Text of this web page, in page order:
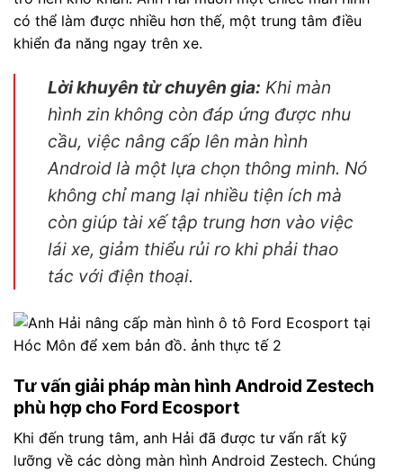
có thể làm được nhiều hơn thế, một trung tâm điều
khiển đa năng ngay trên xe.
Lời khuyên từ chuyên gia: Khi màn
hình zin không còn đáp ứng được nhu
cầu, việc nâng cấp lên màn hình
Android là một lựa chọn thông minh. Nó
không chỉ mang lại nhiều tiện ích mà
còn giúp tài xế tập trung hơn vào việc
lái xe, giảm thiểu rủi ro khi phải thao
tác với điện thoại.
Tư vấn giải pháp màn hình Android Zestech
phù hợp cho Ford Ecosport
Khi đến trung tâm, anh Hải đã được tư vấn rất kỹ
lưỡng về các dòng màn hình Android Zestech. Chúng